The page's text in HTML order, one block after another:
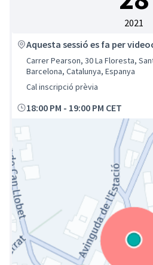
2021
Aquesta sessió es fa per
Carrer Pearson, 30 La Floresta,
Barcelona, Catalunya, Espanya
Cal inscripció prèvia
18:00 PM - 19:00 PM CET